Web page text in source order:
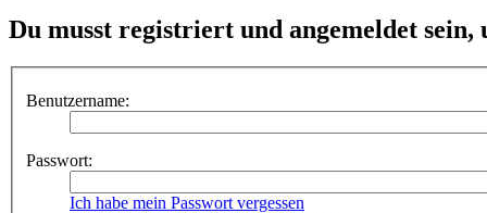
Du musst registriert und angemeldet
Benutzername:
Passwort:
Ich habe mein Passwort vergessen